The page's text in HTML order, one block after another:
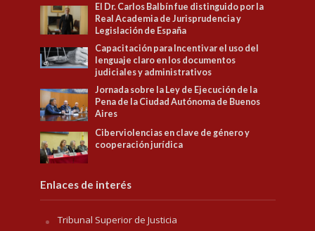
El Dr. Carlos Balbín fue distinguido por la
Real Academia de Jurisprudencia y
Legislación de España
Capacitación para Incentivar el uso del
lenguaje claro en los documentos
judiciales y administrativos
Jornada sobre la Ley de Ejecución de la
Pena de la Ciudad Autónoma de Buenos
Aires
Ciberviolencias en clave de género y
cooperación jurídica
Enlaces de interés
Tribunal Superior de Justicia